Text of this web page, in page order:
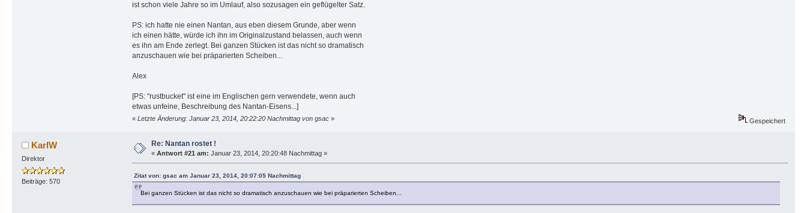
ist schon viele Jahre so im Umlauf, also sozusagen ein geflügelter Satz.
PS: ich hatte nie einen Nantan, aus eben diesem Grunde, aber wenn
ich einen hätte, würde ich ihn im Originalzustand belassen, auch wenn
es ihn am Ende zerlegt. Bei ganzen Stücken ist das nicht so dramatisch
anzuschauen wie bei präparierten Scheiben...
Alex
[PS: "rustbucket" ist eine im Englischen gern verwendete, wenn auch
etwas unfeine, Beschreibung des Nantan-Eisens...]
« Letzte Änderung: Januar 23, 2014, 20:22:20 Nachmittag von gsac» Gespeichert
KarlW
Direktor
Beiträge: 570
Re: Nantan rostet !
« Antwort #21 am: Januar 23, 2014, 20:20:48 Nachmittag »
Zitat von: gsac am Januar 23, 2014, 20:07:05 Nachmittag
Bei ganzen Stücken ist das nicht so dramatisch anzuschauen wie bei präparierten Scheiben...